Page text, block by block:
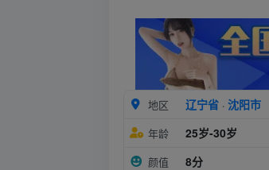
地区 辽宁省 · 沈阳市
年龄 25岁-30岁
颜值 8分